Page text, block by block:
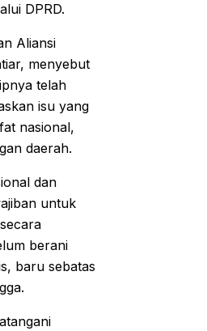
DPRD.
Aliansi
menyebut
telah
isu yang
nasional,
daerah.
dan
untuk
berani
baru sebatas